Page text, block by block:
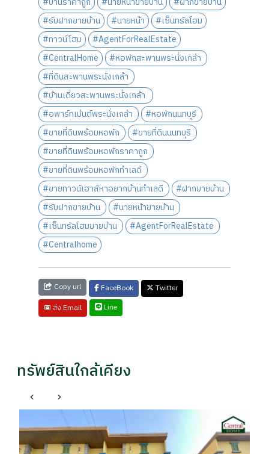
#รับฝากขายบ้าน
#นายหน้า
#เซ็นทรัลโฮม
#ทาวน์โฮม
#AgentForRealEstate
#CentralHome
#หอพักสะพานพระนั่งเกล้า
#ที่ดินสะพานพระนั่งเกล้า
#บ้านเดี่ยวสะพานพระนั่งเกล้า
#อพาร์ทเม้นต์พระนั่งเกล้า
#หอพักนนทบุรี
#ขายที่ดินพร้อมหอพัก
#ขายที่ดินนนทบุรี
#ขายที่ดินพร้อมหอพักราคาถูก
#ขายที่ดินพร้อมหอพักทำเลดี
#ขายทาวน์เฮาส์หาอยากบ้านทำเลดี
#ฝากขายบ้าน
#รับฝากขายบ้าน
#นายหน้าขายบ้าน
#เซ็นทรัลโฮมขายบ้าน
#AgentForRealEstate
#Centralhome
Copy url FaceBook
Twitter
ส่ง Email
Line
ทรัพย์สินใกล้เคียง